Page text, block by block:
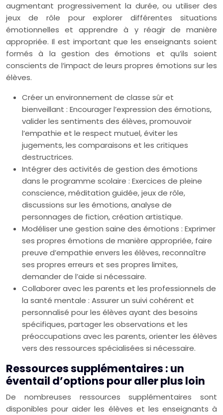
augmentant progressivement la durée, ou utiliser des
jeux de rôle pour explorer différentes situations
émotionnelles et apprendre à y réagir de manière
appropriée. Il est important que les enseignants soient
formés à la gestion des émotions et qu’ils soient
conscients de l’impact de leurs propres émotions sur les
élèves.
Créer un environnement de classe sûr et
bienveillant : Encourager l’expression des émotions,
valider les sentiments des élèves, promouvoir
l’empathie et le respect mutuel, éviter les
jugements, les comparaisons et les critiques
destructrices.
Intégrer des activités de gestion des émotions
dans le programme scolaire : Exercices de pleine
conscience, méditation guidée, jeux de rôle,
discussions sur les émotions, analyse de
personnages de fiction, création artistique.
Modéliser une gestion saine des émotions : Exprimer
ses propres émotions de manière appropriée, faire
preuve d’empathie envers les élèves, reconnaître
ses propres erreurs et ses propres limites,
demander de l’aide si nécessaire.
Collaborer avec les parents et les professionnels de
la santé mentale : Assurer un suivi cohérent et
personnalisé pour les élèves ayant des besoins
spécifiques, partager les observations et les
préoccupations avec les parents, orienter les élèves
vers des ressources spécialisées si nécessaire.
Ressources supplémentaires : un
éventail d’options pour aller plus loin
De nombreuses ressources supplémentaires sont
disponibles pour aider les élèves et les enseignants à